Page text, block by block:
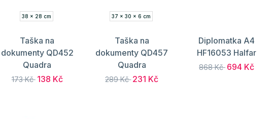
38 x 28 cm
Taška na
dokumenty QD452
Quadra
173 Kč 138 Kč
37 x 30 x 6 cm
Taška na
dokumenty QD457
Quadra
289 Kč 231 Kč
Diplomatka A4
HF16053 Halfar
868 Kč 694 Kč